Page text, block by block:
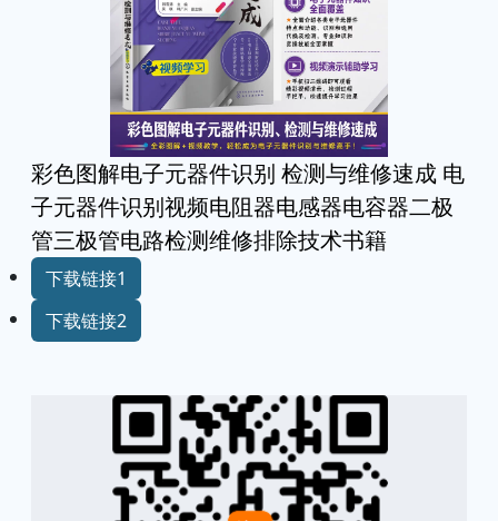
彩色图解电子元器件识别 检测与维修速成 电
子元器件识别视频电阻器电感器电容器二极
管三极管电路检测维修排除技术书籍
下载链接1
下载链接2